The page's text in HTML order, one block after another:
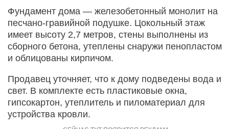
Фундамент дома — железобетонный монолит на
песчано-гравийной подушке. Цокольный этаж
имеет высоту 2,7 метров, стены выполнены из
сборного бетона, утеплены снаружи пенопластом
и облицованы кирпичом.
Продавец уточняет, что к дому подведены вода и
свет. В комплекте есть пластиковые окна,
гипсокартон, утеплитель и пиломатериал для
устройства кровли.